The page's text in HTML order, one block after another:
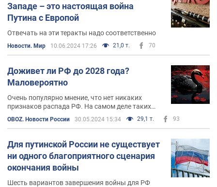
Западе – это настоящая война
Путина с Европой
Отвечать на эти теракты надо соответственно
Новости. Мир 10.06.2024 17:26 21,0 т. 70
Доживет ли РФ до 2028 года?
Маловероятно
Очень популярно мнение, что нет никаких
признаков распада РФ. На самом деле таких
признаков очень много. И один из самых
серьезных — деньги
OBOZ. Новости России 30.05.2024 15:34 29,1 т. 93
Для путинской России не существует
ни одного благоприятного сценария
окончания войны
Шесть вариантов завершения войны для РФ